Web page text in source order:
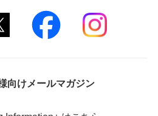
向けメールマガジン